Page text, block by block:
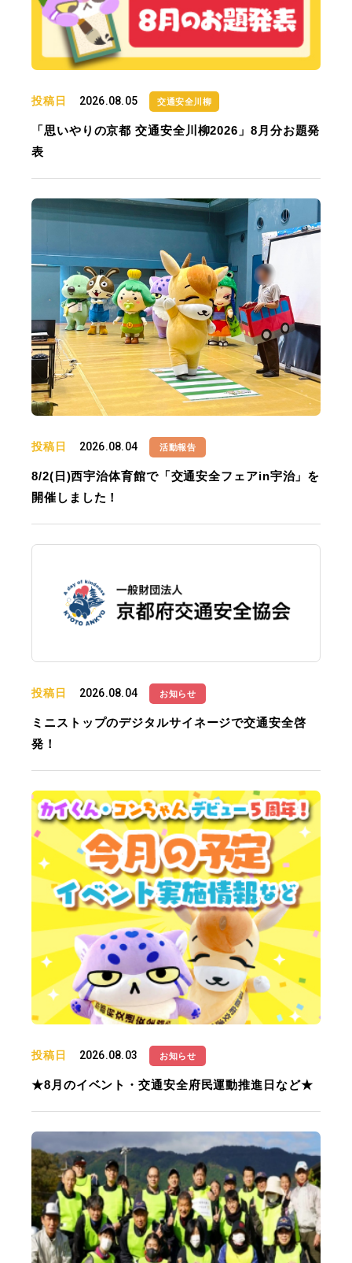
投稿日 2026.08.05 交通安全川柳
「思いやりの京都 交通安全川柳2026」8月分お題発
表
投稿日 2026.08.04 活動報告
8/2(日)西宇治体育館で「交通安全フェアin宇治」を
開催しました！
投稿日 2026.08.04 お知らせ
ミニストップのデジタルサイネージで交通安全啓
発！
投稿日 2026.08.03 お知らせ
★8月のイベント・交通安全府民運動推進日など★